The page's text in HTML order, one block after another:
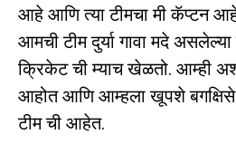
आहे आणि त्या टीमचा मी कॅप्टन
आमची टीम दुर्या गावा मदे
क्रिकेट ची म्याच खेळतो. आम्ही
आहोत आणि आम्हला खूपशे
टीम ची आहेत.